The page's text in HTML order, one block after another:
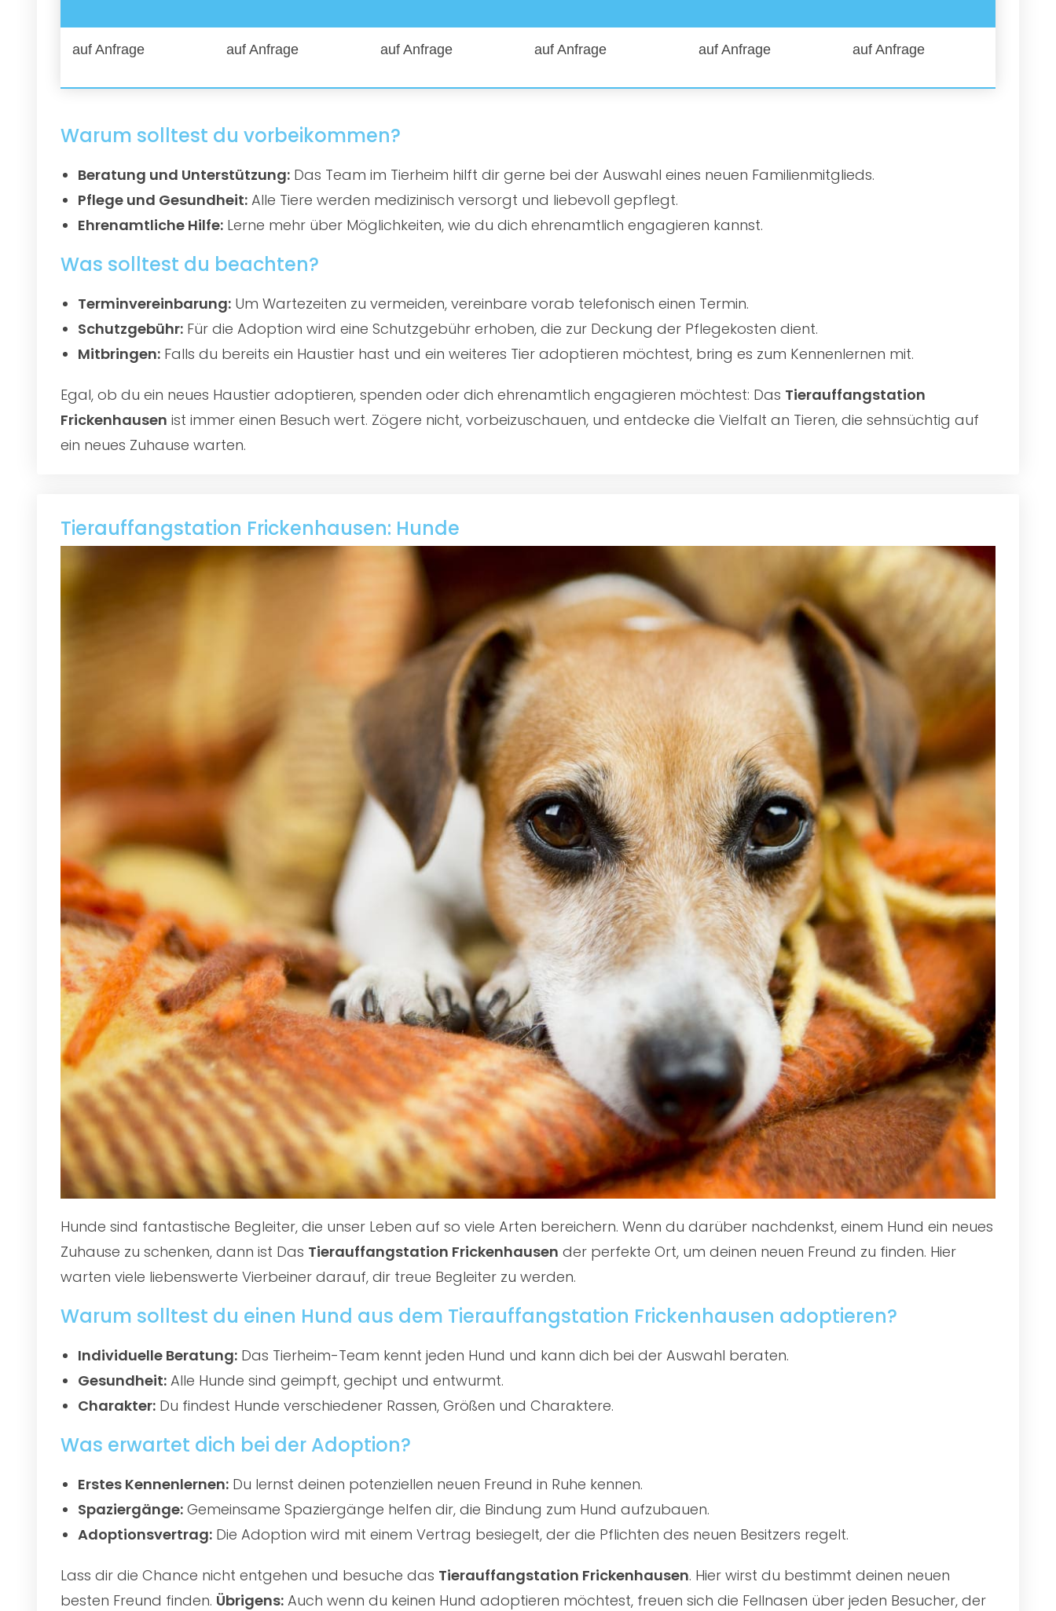
auf Anfrage auf Anfrage auf Anfrage auf Anfrage auf Anfrage auf Anfrage
Warum solltest du vorbeikommen?
Beratung und Unterstützung: Das Team im Tierheim hilft dir gerne bei der Auswahl eines neuen Familienmitglieds.
Pflege und Gesundheit: Alle Tiere werden medizinisch versorgt und liebevoll gepflegt.
Ehrenamtliche Hilfe: Lerne mehr über Möglichkeiten, wie du dich ehrenamtlich engagieren kannst.
Was solltest du beachten?
Terminvereinbarung: Um Wartezeiten zu vermeiden, vereinbare vorab telefonisch einen Termin.
Schutzgebühr: Für die Adoption wird eine Schutzgebühr erhoben, die zur Deckung der Pflegekosten dient.
Mitbringen: Falls du bereits ein Haustier hast und ein weiteres Tier adoptieren möchtest, bring es zum Kennenlernen mit.
Egal, ob du ein neues Haustier adoptieren, spenden oder dich ehrenamtlich engagieren möchtest: Das Tierauffangstation
Frickenhausen ist immer einen Besuch wert. Zögere nicht, vorbeizuschauen, und entdecke die Vielfalt an Tieren, die sehnsüchtig auf
ein neues Zuhause warten.
Tierauffangstation Frickenhausen: Hunde
Hunde sind fantastische Begleiter, die unser Leben auf so viele Arten bereichern. Wenn du darüber nachdenkst, einem Hund ein neues
Zuhause zu schenken, dann ist Das Tierauffangstation Frickenhausen der perfekte Ort, um deinen neuen Freund zu finden. Hier
warten viele liebenswerte Vierbeiner darauf, dir treue Begleiter zu werden.
Warum solltest du einen Hund aus dem Tierauffangstation Frickenhausen adoptieren?
Individuelle Beratung: Das Tierheim-Team kennt jeden Hund und kann dich bei der Auswahl beraten.
Gesundheit: Alle Hunde sind geimpft, gechipt und entwurmt.
Charakter: Du findest Hunde verschiedener Rassen, Größen und Charaktere.
Was erwartet dich bei der Adoption?
Erstes Kennenlernen: Du lernst deinen potenziellen neuen Freund in Ruhe kennen.
Spaziergänge: Gemeinsame Spaziergänge helfen dir, die Bindung zum Hund aufzubauen.
Adoptionsvertrag: Die Adoption wird mit einem Vertrag besiegelt, der die Pflichten des neuen Besitzers regelt.
Lass dir die Chance nicht entgehen und besuche das Tierauffangstation Frickenhausen. Hier wirst du bestimmt deinen neuen
besten Freund finden. Übrigens: Auch wenn du keinen Hund adoptieren möchtest, freuen sich die Fellnasen über jeden Besucher, der